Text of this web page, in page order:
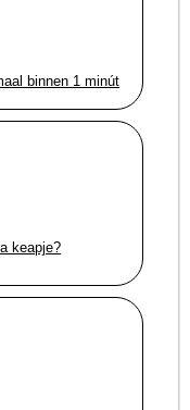
binnen 1 minút
keapje?